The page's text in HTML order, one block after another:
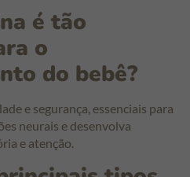
é tão
o
do bebê?
e segurança, essenciais para
neurais e desenvolva
e atenção.